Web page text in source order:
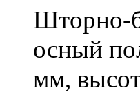
Шторно-
осный
мм,